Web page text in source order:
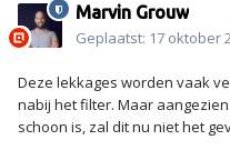
Marvin Grouw
Geplaatst: 17 oktober
Deze lekkages worden vaak
nabij het filter. Maar
schoon is, zal dit nu niet het